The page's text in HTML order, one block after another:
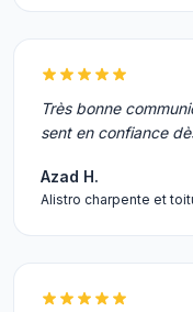
Très bonne
sent en confiance
Azad H.
Alistro charpente et